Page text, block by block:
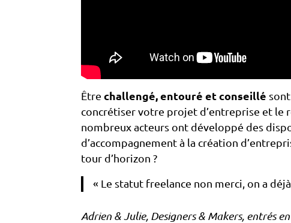
Être challengé, entouré et conseillé
concrétiser votre projet d’entreprise et le
nombreux acteurs ont développé des
d’accompagnement à la création
tour d’horizon ?
« Le statut freelance non merci, on a
Adrien & Julie, Designers & Makers, entrés en